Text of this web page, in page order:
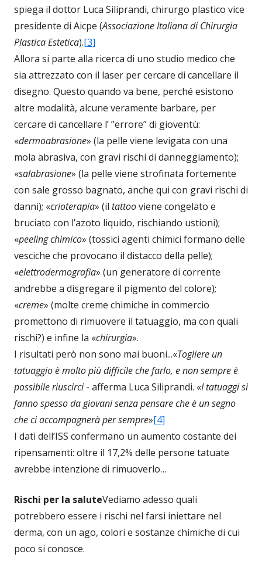
spiega il dottor Luca Siliprandi, chirurgo plastico vice
presidente di Aicpe (Associazione Italiana di Chirurgia
Plastica Estetica).[3]
Allora si parte alla ricerca di uno studio medico che
sia attrezzato con il laser per cercare di cancellare il
disegno. Questo quando va bene, perché esistono
altre modalità, alcune veramente barbare, per
cercare di cancellare l’ ”errore” di gioventù:
«dermoabrasione» (la pelle viene levigata con una
mola abrasiva, con gravi rischi di danneggiamento);
«salabrasione» (la pelle viene strofinata fortemente
con sale grosso bagnato, anche qui con gravi rischi di
danni); «crioterapia» (il tattooviene congelato e
bruciato con l’azoto liquido, rischiando ustioni);
«peeling chimico» (tossici agenti chimici formano delle
vesciche che provocano il distacco della pelle);
«elettrodermografia» (un generatore di corrente
andrebbe a disgregare il pigmento del colore);
«creme» (molte creme chimiche in commercio
promettono di rimuovere il tatuaggio, ma con quali
rischi?) e infine la «chirurgia».
I risultati però non sono mai buoni...«Togliere un
tatuaggio è molto più difficile che farlo, e non sempre è
possibile riuscirci- afferma Luca Siliprandi. «I tatuaggi si
fanno spesso da giovani senza pensare che è un segno
che ci accompagnerà per sempre»[4]
I dati dell’ISS confermano un aumento costante dei
ripensamenti: oltre il 17,2% delle persone tatuate
avrebbe intenzione di rimuoverlo…
Rischi per la saluteVediamo adesso quali
potrebbero essere i rischi nel farsi iniettare nel
derma, con un ago, colori e sostanze chimiche di cui
poco si conosce.